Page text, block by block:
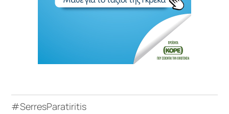
#SerresParatiritis